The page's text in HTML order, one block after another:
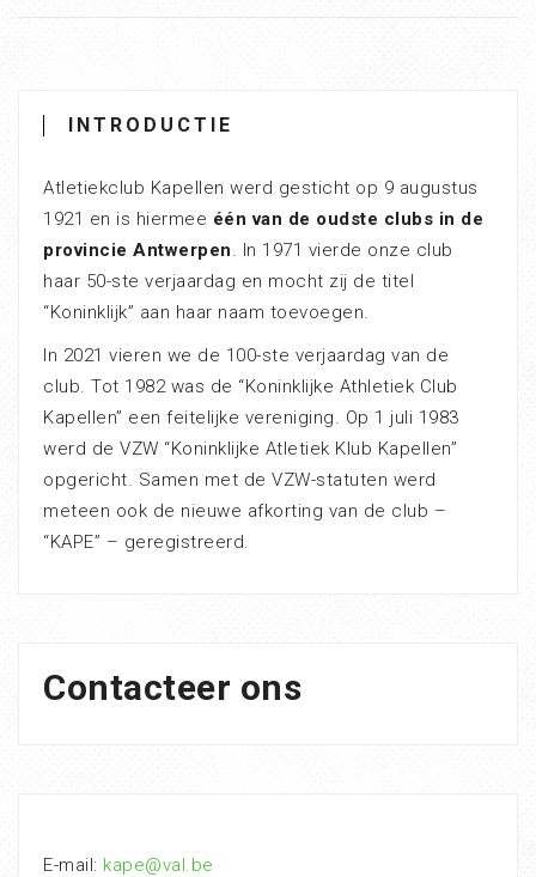
INTRODUCTIE
Atletiekclub Kapellen werd gesticht op 9 augustus
1921 en is hiermee één van de oudste clubs in de
provincie Antwerpen . In 1971 vierde onze club
haar 50-ste verjaardag en mocht zij de titel
“Koninklijk” aan haar naam toevoegen.
In 2021 vieren we de 100-ste verjaardag van de
club. Tot 1982 was de “Koninklijke Athletiek Club
Kapellen” een feitelijke vereniging. Op 1 juli 1983
werd de VZW “Koninklijke Atletiek Klub Kapellen”
opgericht. Samen met de VZW-statuten werd
meteen ook de nieuwe afkorting van de club –
“KAPE” – geregistreerd.
Contacteer ons
E-mail: kape@val.be